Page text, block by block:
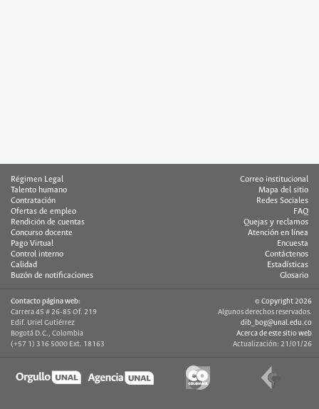
Régimen Legal
Talento humano
Contratación
Ofertas de empleo
Rendición de cuentas
Concurso docente
Pago Virtual
Control interno
Calidad
Buzón de notificaciones
Correo institucional
Mapa del sitio
Redes Sociales
FAQ
Quejas y reclamos
Atención en línea
Encuesta
Contáctenos
Estadísticas
Glosario
Contacto página web:
Carrera 45 # 26-85 Of. 219
Edif. Uriel Gutiérrez
Bogotá D.C., Colombia
(+57 1) 316 5000 Ext. 18163
© Copyright 2026
Algunos derechos reservados.
dib_bog@unal.edu.co
Acerca de este sitio web
Actualización: 21/01/26